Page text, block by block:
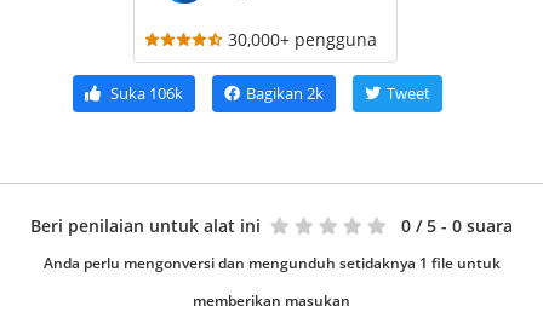
30,000+ pengguna
Suka106k Bagikan 2k Tweet
Beri penilaian untuk alat ini 0 / 5 - 0 suara
Anda perlu mengonversi dan mengunduh setidaknya 1 file untuk
memberikan masukan